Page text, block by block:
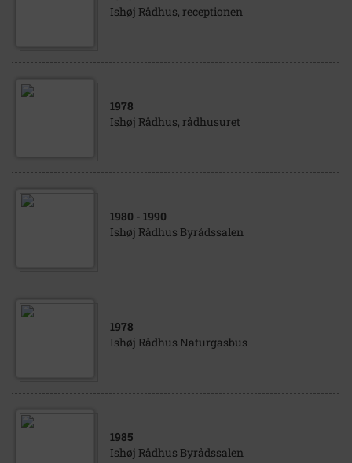
Ishøj Rådhus, receptionen
1978
Ishøj Rådhus, rådhusuret
1980 - 1990
Ishøj Rådhus Byrådssalen
1978
Ishøj Rådhus Naturgasbus
1985
Ishøj Rådhus Byrådssalen